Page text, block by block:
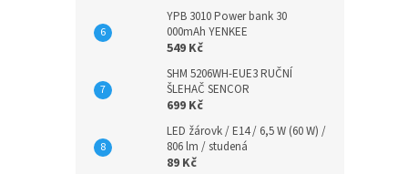
YPB 3010 Power bank 30
000mAh YENKEE
549 Kč
SHM 5206WH-EUE3 RUČNÍ
ŠLEHAČ SENCOR
699 Kč
LED žárovk / E14 / 6,5 W (60 W) /
806 lm / studená
89 Kč